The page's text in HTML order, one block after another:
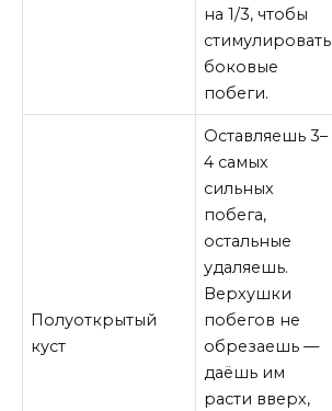
на 1/3, чтобы
стимулировать
боковые
побеги.
Полуоткрытый
куст
Оставляешь 3–
4 самых
сильных
побега,
остальные
удаляешь.
Верхушки
побегов не
обрезаешь —
даёшь им
расти вверх,